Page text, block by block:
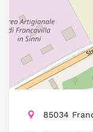
85034